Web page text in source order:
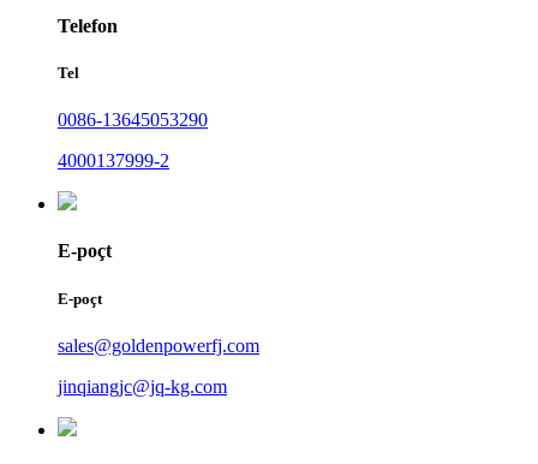
Telefon
Tel
0086-13645053290
4000137999-2
E-poçt
E-poçt
sales@goldenpowerfj.com
jinqiangjc@jq-kg.com